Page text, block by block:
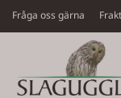
Hoppa till innehåll
Fråga oss gärna